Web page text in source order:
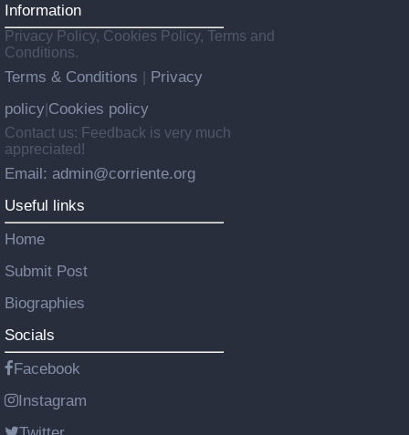
Information
Privacy Policy, Cookies Policy, Terms and
Conditions.
Terms & Conditions
Privacy
policy Cookies policy
Contact us: Feedback is very much
appreciated!
Email: admin@corriente.org
Useful links
Home
Submit Post
Biographies
Socials
Facebook
Instagram